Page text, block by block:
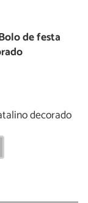
de festa
decorado